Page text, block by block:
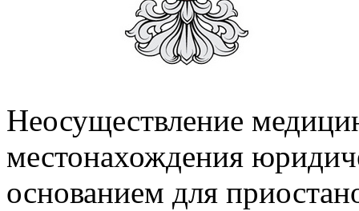
Неосуществление
местонахождения
основанием для